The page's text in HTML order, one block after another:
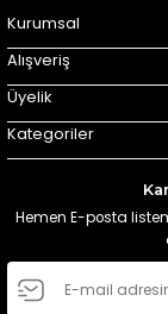
Kurumsal
Alışveriş
Üyelik
Kategoriler
Hemen E-posta